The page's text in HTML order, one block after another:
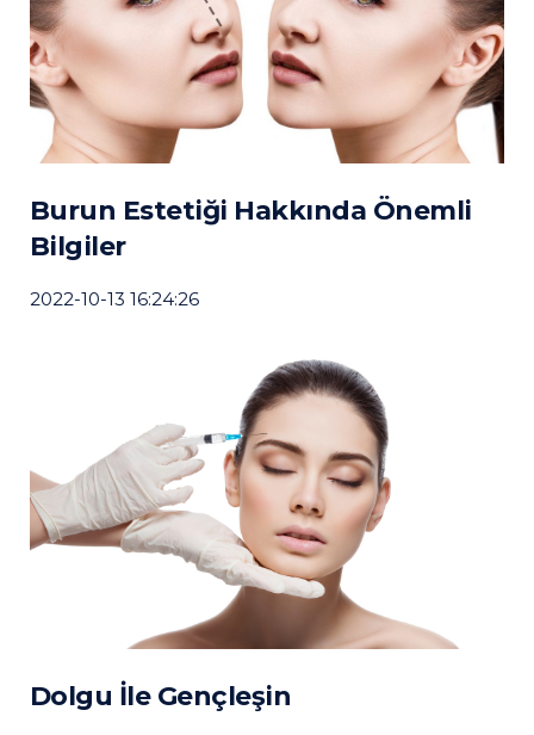
Burun Estetiği Hakkında Önemli
Bilgiler
2022-10-13 16:24:26
Dolgu İle Gençleşin